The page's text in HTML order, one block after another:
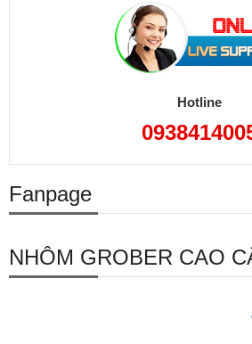
Hotline
Fanpage
NHÔM GROBER CAO